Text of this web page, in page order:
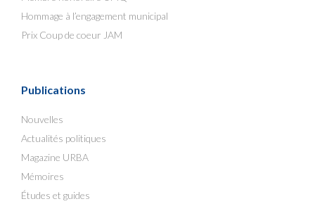
Hommage à l’engagement municipal
Prix Coup de coeur JAM
Publications
Nouvelles
Actualités politiques
Magazine URBA
Mémoires
Études et guides